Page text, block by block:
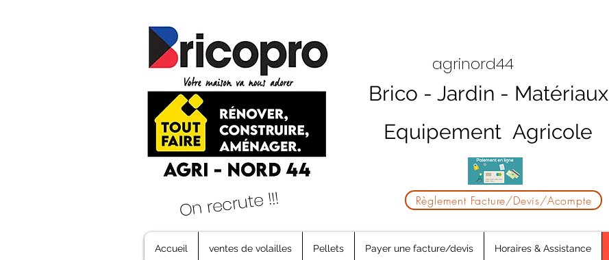
On recrute !!!
Brico - Jardin - Matériaux
Equipement Agricole
Règlement Facture/Devis/Acompte
agrinord44
Accueil ventes de volailles Pellets Payer une facture/devis Horaires & Assistance